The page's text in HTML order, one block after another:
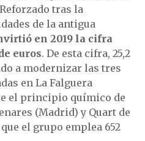
tras la
de la antigua
en 2019 la cifra
euros. De esta cifra, 25,2
a modernizar las tres
en La Falguera
el principio químico de
(Madrid) y Quart de
el grupo emplea 652